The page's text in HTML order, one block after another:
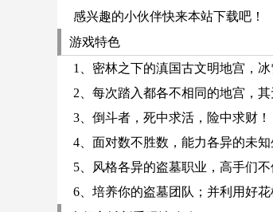
感兴趣的小伙伴快来本站下载吧！
游戏特色
1、密林之下的滇国古文明地宫，
2、每次踏入都各不相同的地宫，
3、倒斗者，死中求活，险中求财！
4、面对数不胜数，能力各异的未
5、风格各异的盗墓职业，高手们
6、培养你的盗墓团队；并利用好